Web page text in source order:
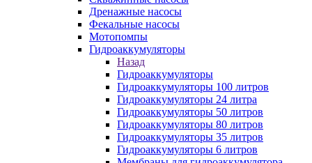
Дренажные насосы
Фекальные насосы
Мотопомпы
Гидроаккумуляторы
Назад
Гидроаккумуляторы
Гидроаккумуляторы 100 литров
Гидроаккумуляторы 24 литра
Гидроаккумуляторы 50 литров
Гидроаккумуляторы 80 литров
Гидроаккумуляторы 35 литров
Гидроаккумуляторы 6 литров